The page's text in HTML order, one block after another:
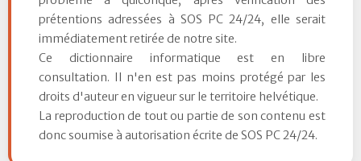
prétentions adressées à SOS PC 24/24, elle serait
immédiatement retirée de notre site.
Ce dictionnaire informatique est en libre
consultation. Il n'en est pas moins protégé par les
droits d'auteur en vigueur sur le territoire helvétique.
La reproduction de tout ou partie de son contenu est
donc soumise à autorisation écrite de SOS PC 24/24.